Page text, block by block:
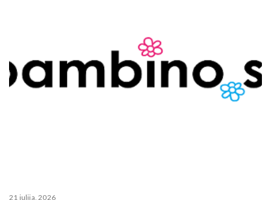
21 julija, 2026